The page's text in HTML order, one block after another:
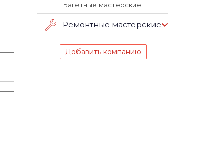
Багетные мастерские
Ремонтные мастерские
Добавить компанию